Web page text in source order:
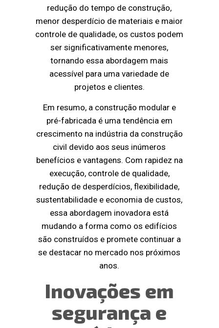
redução do tempo de construção,
menor desperdício de materiais e maior
controle de qualidade, os custos podem
ser significativamente menores,
tornando essa abordagem mais
acessível para uma variedade de
projetos e clientes.
Em resumo, a construção modular e
pré-fabricada é uma tendência em
crescimento na indústria da construção
civil devido aos seus inúmeros
benefícios e vantagens. Com rapidez na
execução, controle de qualidade,
redução de desperdícios, flexibilidade,
sustentabilidade e economia de custos,
essa abordagem inovadora está
mudando a forma como os edifícios
são construídos e promete continuar a
se destacar no mercado nos próximos
anos.
Inovações em
segurança e